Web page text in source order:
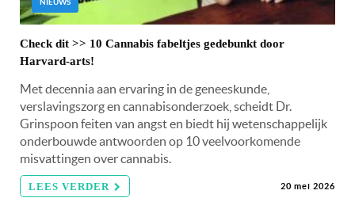
NIEUWS
Check dit >> 10 Cannabis fabeltjes gedebunkt door
Harvard-arts!
Met decennia aan ervaring in de geneeskunde,
verslavingszorg en cannabisonderzoek, scheidt Dr.
Grinspoon feiten van angst en biedt hij wetenschappelijk
onderbouwde antwoorden op 10 veelvoorkomende
misvattingen over cannabis.
LEES VERDER 20 mei 2026